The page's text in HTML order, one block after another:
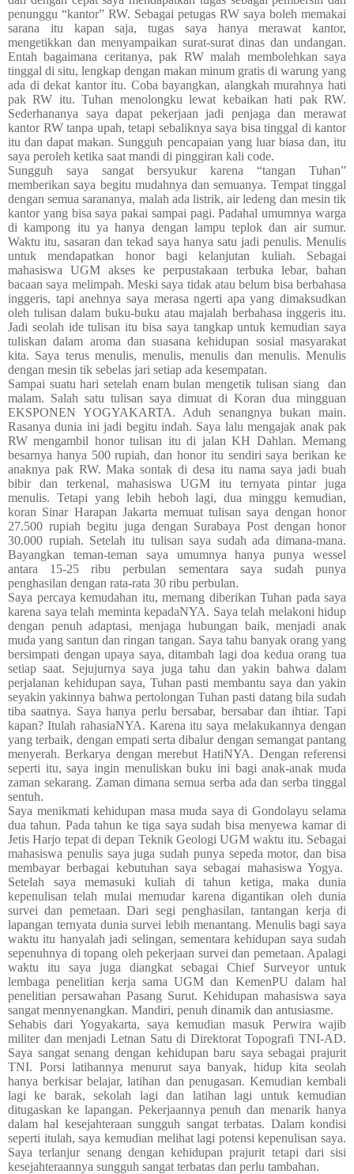
penunggu “kantor” RW. Sebagai petugas RW saya boleh memakai
sarana itu kapan saja, tugas saya hanya merawat kantor,
mengetikkan dan menyampaikan surat-surat dinas dan undangan.
Entah bagaimana ceritanya, pak RW malah membolehkan saya
tinggal di situ, lengkap dengan makan minum gratis di warung yang
ada di dekat kantor itu. Coba bayangkan, alangkah murahnya hati
pak RW itu. Tuhan menolongku lewat kebaikan hati pak RW.
Sederhananya saya dapat pekerjaan jadi penjaga dan merawat
kantor RW tanpa upah, tetapi sebaliknya saya bisa tinggal di kantor
itu dan dapat makan. Sungguh pencapaian yang luar biasa dan, itu
saya peroleh ketika saat mandi di pinggiran kali code.
Sungguh saya sangat bersyukur karena “tangan Tuhan”
memberikan saya begitu mudahnya dan semuanya. Tempat tinggal
dengan semua sarananya, malah ada listrik, air ledeng dan mesin tik
kantor yang bisa saya pakai sampai pagi. Padahal umumnya warga
dikampong itu ya hanya dengan lampu teplok dan air sumur.
Waktu itu, sasaran dan tekad saya hanya satu jadi penulis. Menulis
untuk mendapatkan honor bagi kelanjutan kuliah. Sebagai
mahasiswa UGM akses ke perpustakaan terbuka lebar, bahan
bacaan saya melimpah. Meski saya tidak atau belum bisa berbahasa
inggeris, tapi anehnya saya merasa ngerti apa yang dimaksudkan
oleh tulisan dalam buku-buku atau majalah berbahasa inggeris itu.
Jadi seolah ide tulisan itu bisa saya tangkap untuk kemudian saya
tuliskan dalam aroma dan suasana kehidupan sosial masyarakat
kita. Saya terus menulis, menulis, menulis dan menulis. Menulis
dengan mesin tik sebelas jari setiap ada kesempatan.
Sampai suatu hari setelah enam bulan mengetik tulisan siang
dan
malam. Salah satu tulisan saya dimuat di Koran dua mingguan
EKSPONEN YOGYAKARTA. Aduh senangnya bukan main.
Rasanya dunia ini jadi begitu indah. Saya lalu mengajak anak pak
RW mengambil honor tulisan itu di jalan KH Dahlan. Memang
besarnya hanya 500 rupiah, dan honor itu sendiri saya berikan ke
anaknya pak RW. Maka sontak di desa itu nama saya jadi buah
bibir dan terkenal, mahasiswa UGM itu ternyata pintar juga
menulis. Tetapi yang lebih heboh lagi, dua minggu kemudian,
koran Sinar Harapan Jakarta memuat tulisan saya dengan honor
27.500 rupiah begitu juga dengan Surabaya Post dengan honor
30.000 rupiah. Setelah itu tulisan saya sudah ada dimana-mana.
Bayangkan teman-teman saya umumnya hanya punya wessel
antara 15-25 ribu perbulan sementara saya sudah punya
penghasilan dengan rata-rata 30 ribu perbulan.
Saya percaya kemudahan itu, memang diberikan Tuhan pada saya
karena saya telah meminta kepadaNYA. Saya telah melakoni hidup
dengan penuh adaptasi, menjaga hubungan baik, menjadi anak
muda yang santun dan ringan tangan. Saya tahu banyak orang yang
bersimpati dengan upaya saya, ditambah lagi doa kedua orang tua
setiap saat. Sejujurnya saya juga tahu dan yakin bahwa dalam
perjalanan kehidupan saya, Tuhan pasti membantu saya dan yakin
seyakin yakinnya bahwa pertolongan Tuhan pasti datang bila sudah
tiba saatnya. Saya hanya perlu bersabar, bersabar dan ihtiar. Tapi
kapan? Itulah rahasiaNYA. Karena itu saya melakukannya dengan
yang terbaik, dengan empati serta dibalur dengan semangat pantang
menyerah. Berkarya dengan merebut HatiNYA. Dengan referensi
seperti itu, saya ingin menuliskan buku ini bagi anak-anak muda
zaman sekarang. Zaman dimana semua serba ada dan serba tinggal
sentuh.
Saya menikmati kehidupan masa muda saya di Gondolayu selama
dua tahun. Pada tahun ke tiga saya sudah bisa menyewa kamar di
Jetis Harjo tepat di depan Teknik Geologi UGM waktu itu. Sebagai
mahasiswa penulis saya juga sudah punya sepeda motor, dan bisa
membayar berbagai kebutuhan saya sebagai mahasiswa Yogya.
Setelah saya memasuki kuliah di tahun ketiga, maka dunia
kepenulisan telah mulai memudar karena digantikan oleh dunia
survei dan pemetaan. Dari segi penghasilan, tantangan kerja di
lapangan ternyata dunia survei lebih menantang. Menulis bagi saya
waktu itu hanyalah jadi selingan, sementara kehidupan saya sudah
sepenuhnya di topang oleh pekerjaan survei dan pemetaan. Apalagi
waktu itu saya juga diangkat sebagai Chief Surveyor untuk
lembaga penelitian kerja sama UGM dan KemenPU dalam hal
penelitian persawahan Pasang Surut. Kehidupan mahasiswa saya
sangat mennyenangkan. Mandiri, penuh dinamik dan antusiasme.
Sehabis dari Yogyakarta, saya kemudian masuk Perwira wajib
militer dan menjadi Letnan Satu di Direktorat Topografi TNI-AD.
Saya sangat senang dengan kehidupan baru saya sebagai prajurit
TNI. Porsi latihannya menurut saya banyak, hidup kita seolah
hanya berkisar belajar, latihan dan penugasan. Kemudian kembali
lagi ke barak, sekolah lagi dan latihan lagi untuk kemudian
ditugaskan ke lapangan. Pekerjaannya penuh dan menarik hanya
dalam hal kesejahteraan sungguh sangat terbatas. Dalam kondisi
seperti itulah, saya kemudian melihat lagi potensi kepenulisan saya.
Saya terlanjur senang dengan kehidupan prajurit tetapi dari sisi
kesejahteraannya sungguh sangat terbatas dan perlu tambahan.